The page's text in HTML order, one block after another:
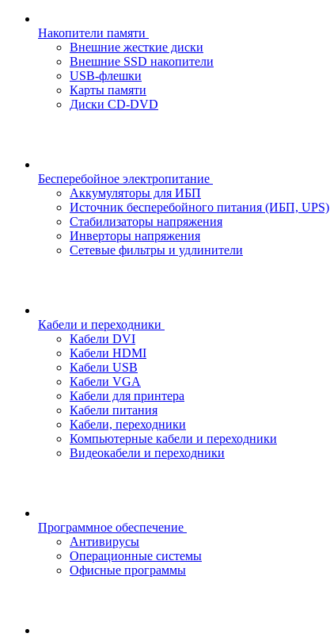
Накопители памяти
Внешние жесткие диски
Внешние SSD накопители
USB-флешки
Карты памяти
Диски CD-DVD
Бесперебойное электропитание
Аккумуляторы для ИБП
Источник бесперебойного питания (ИБП, UPS)
Стабилизаторы напряжения
Инверторы напряжения
Сетевые фильтры и удлинители
Кабели и переходники
Кабели DVI
Кабели HDMI
Кабели USB
Кабели VGA
Кабели для принтера
Кабели питания
Кабели, переходники
Компьютерные кабели и переходники
Видеокабели и переходники
Программное обеспечение
Антивирусы
Операционные системы
Офисные программы